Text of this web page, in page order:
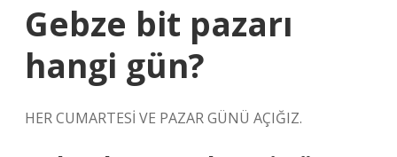
Gebze bit pazarı
hangi gün?
HER CUMARTESİ VE PAZAR GÜNÜ AÇIĞIZ.